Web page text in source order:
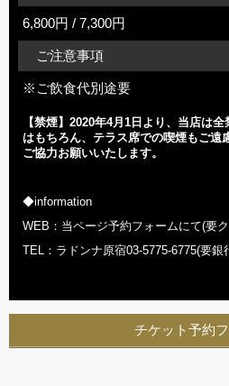
6,800円 / 7,300円
ご注意事項
※ご飲食代別途要
【禁煙】2020年4月1日より、当店は
はもちろん、テラス席での喫煙もご遠
ご協力お願いいたします。
◆information
WEB：当ページ予約フォームにて(要
TEL：ラドンナ原宿03-5775-6775(要銀
チケット予約